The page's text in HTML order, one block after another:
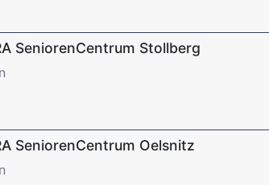
SeniorenCentrum Stollberg
SeniorenCentrum Oelsnitz